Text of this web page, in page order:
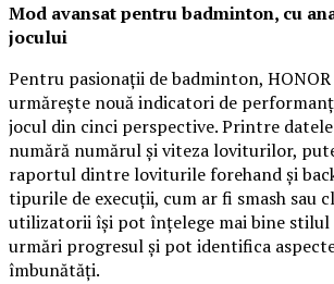
Mod avansat pentru badminton, cu
jocului
Pentru pasionații de badminton, HONOR
urmărește nouă indicatori de
jocul din cinci perspective. Printre
numără numărul și viteza loviturilor,
raportul dintre loviturile forehand și
tipurile de execuții, cum ar fi smash sau
utilizatorii își pot înțelege mai bine stilul
urmări progresul și pot identifica
îmbunătăți.